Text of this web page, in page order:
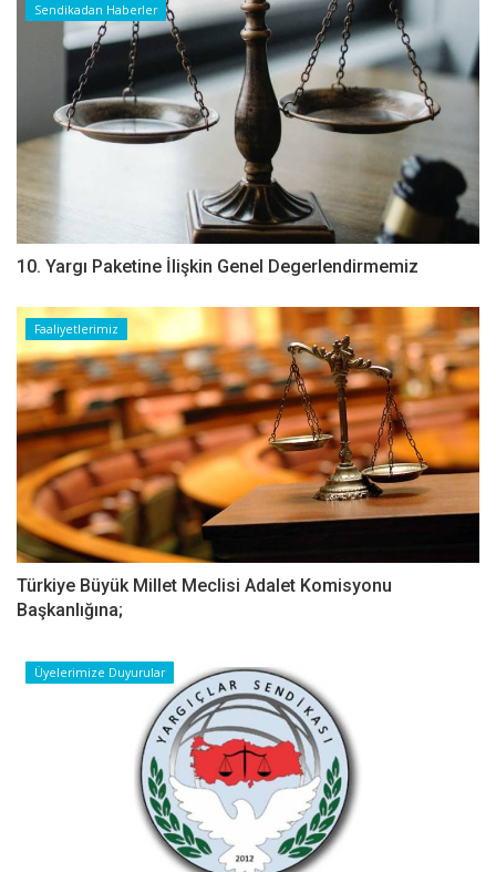
Sendikadan Haberler
10. Yargı Paketine İlişkin Genel Degerlendirmemiz
Faaliyetlerimiz
Türkiye Büyük Millet Meclisi Adalet Komisyonu
Başkanlığına;
Üyelerimize Duyurular